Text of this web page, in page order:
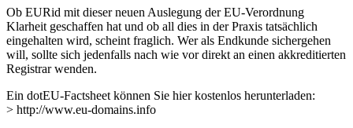
Ob EURid mit dieser neuen Auslegung der EU-Verordnung
Klarheit geschaffen hat und ob all dies in der Praxis tatsächlich
eingehalten wird, scheint fraglich. Wer als Endkunde sichergehen
will, sollte sich jedenfalls nach wie vor direkt an einen akkreditierten
Registrar wenden.
Ein dotEU-Factsheet können Sie hier kostenlos herunterladen:
> http://www.eu-domains.info